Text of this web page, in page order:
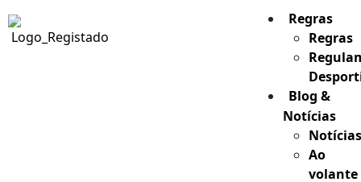
Regras
Regras
Blog &
Notícias
Notícias
Ao
volante